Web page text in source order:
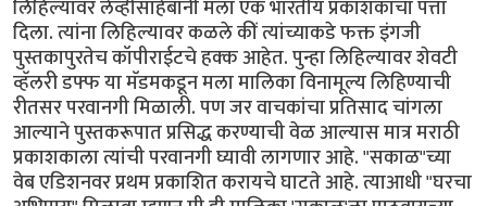
लिहिल्यावर लेव्हीसाहेबांनी मला एक भारतीय प्रकाशकांचा पत्ता
दिला. त्यांना लिहिल्यावर कळले कीं त्यांच्याकडे फक्त इंगजी
पुस्तकापुरतेच कॉपीराईटचे हक्क आहेत. पुन्हा लिहिल्यावर शेवटी
व्हॅलरी डफ्फ या मॅडमकडून मला मालिका विनामूल्य लिहिण्याची
रीतसर परवानगी मिळाली. पण जर वाचकांचा प्रतिसाद चांगला
आल्याने पुस्तकरूपात प्रसिद्ध करण्याची वेळ आल्यास मात्र मराठी
प्रकाशकाला त्यांची परवानगी घ्यावी लागणार आहे. "सकाळ"च्या
वेब एडिशनवर प्रथम प्रकाशित करायचे घाटते आहे. त्याआधी "घरचा